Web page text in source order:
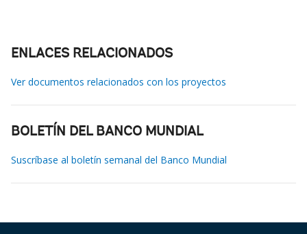
ENLACES RELACIONADOS
Ver documentos relacionados con los proyectos
BOLETÍN DEL BANCO MUNDIAL
Suscríbase al boletín semanal del Banco Mundial